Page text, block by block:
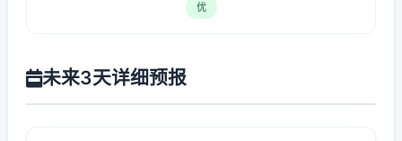
优
未来3天详细预报